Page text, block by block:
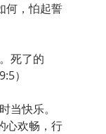
何，怕起誓
死了的
）
当快乐。
心欢畅，行